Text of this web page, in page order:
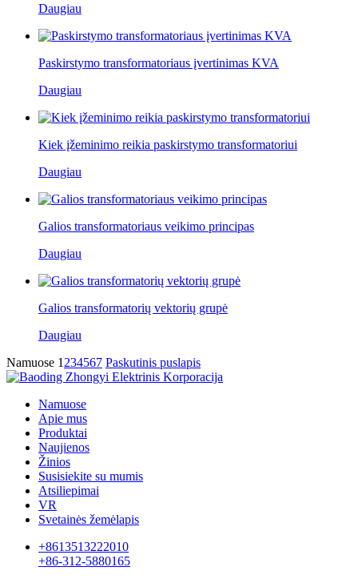
Daugiau
Paskirstymo transformatoriaus įvertinimas KVA
Daugiau
Kiek įžeminimo reikia paskirstymo transformatoriui
Daugiau
Galios transformatoriaus veikimo principas
Daugiau
Galios transformatorių vektorių grupė
Daugiau
Namuose 1 234567 Paskutinis puslapis
Namuose
Apie mus
Produktai
Naujienos
Žinios
Susisiekite su mumis
Atsiliepimai
VR
Svetainės žemėlapis
+8613513222010
+86-312-5880165